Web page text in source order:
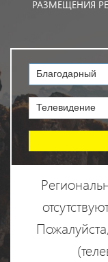
РАЗМЕЩЕНИЯ
Благодарный
Телевидение